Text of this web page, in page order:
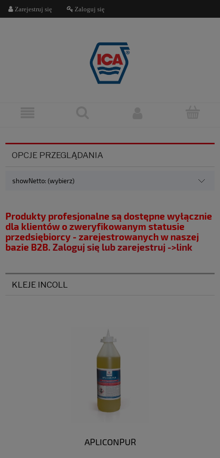
Zarejestruj się Zaloguj się
OPCJE PRZEGLĄDANIA
showNetto: (wybierz)
Produkty profesjonalne są dostępne wyłącznie
dla klientów o zweryfikowanym statusie
przedsiębiorcy - zarejestrowanych w naszej
bazie B2B.Zaloguj się lub zarejestruj ->link
KLEJE INCOLL
APLICONPUR